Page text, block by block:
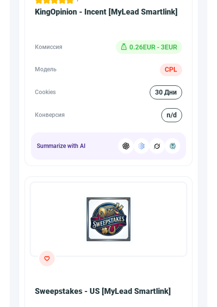
KingOpinion - Incent [MyLead Smartlink]
Комиссия 0.26EUR - 3EUR
Модель CPL
Cookies 30 Дни
Конверсия n/d
Summarize with AI
Sweepstakes - US [MyLead Smartlink]